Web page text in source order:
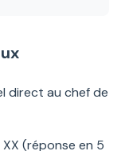
direct au chef de
XX (réponse en 5